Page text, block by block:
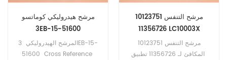
مرشح هيدروليكي كوماتسو
3EB-15-51600
المرشح الهيدروليكي 3EB-15-
51600 Cross Reference
مرشح التنفس 10123751
11356726 LC10003X
LC11001X SAO5339
مرشح التنفس 10123751
المكافئ لـ 11356726 تطبيق